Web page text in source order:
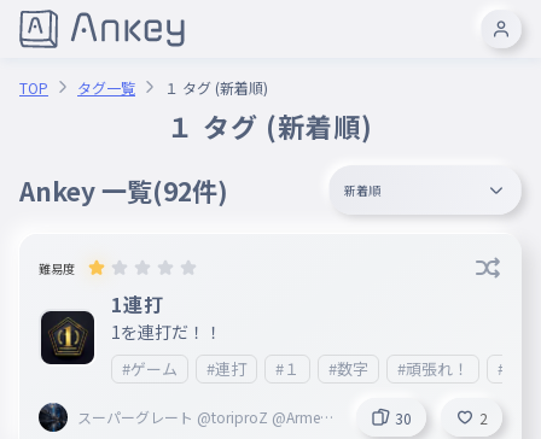
TOP タグ一覧 １ タグ (新着順)
１ タグ (新着順)
Ankey 一覧(92件) 新着順
難易度
1連打
1を連打だ！！
#ゲーム #連打 #１ #数字 #頑張れ！
スーパーグレート @toriproZ @Armed
30 2